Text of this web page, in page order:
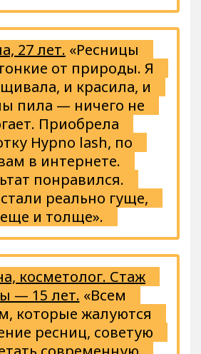
27 лет. «Ресницы
от природы. Я
и красила, и
пила — ничего не
Приобрела
Hypno lash, по
в интернете.
понравился.
реально гуще,
и толще».
косметолог. Стаж
— 15 лет. «Всем
которые жалуются
ресниц, советую